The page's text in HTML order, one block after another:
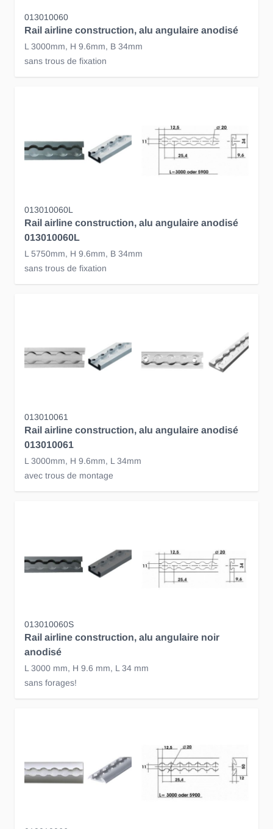
013010060
Rail airline construction, alu angulaire anodisé
L 3000mm, H 9.6mm, B 34mm
sans trous de fixation
013010060L
Rail airline construction, alu angulaire anodisé
013010060L
L 5750mm, H 9.6mm, B 34mm
sans trous de fixation
013010061
Rail airline construction, alu angulaire anodisé
013010061
L 3000mm, H 9.6mm, L 34mm
avec trous de montage
013010060S
Rail airline construction, alu angulaire noir
anodisé
L 3000 mm, H 9.6 mm, L 34 mm
sans forages!